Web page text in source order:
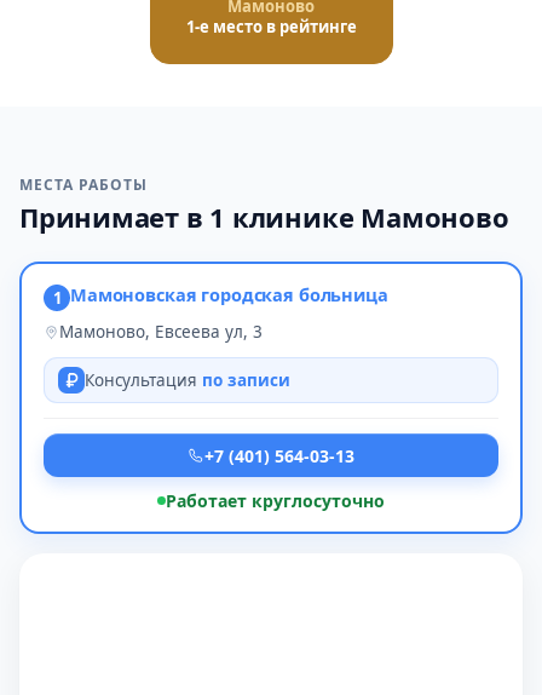
Мамоново
1-е место в рейтинге
МЕСТА РАБОТЫ
Принимает в 1 клинике Мамоново
1 Мамоновская городская больница
Мамоново, Евсеева ул, 3
Консультация по записи
+7 (401) 564-03-13
Работает круглосуточно